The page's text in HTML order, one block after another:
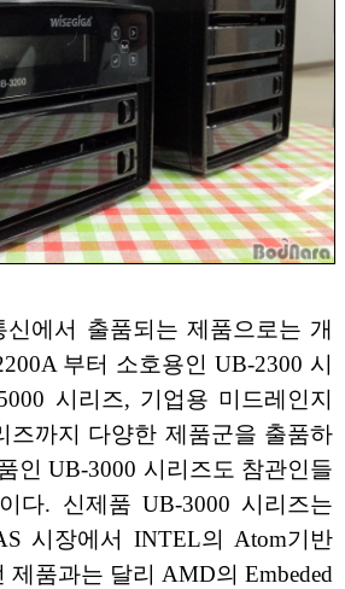
신에서 출품되는 제품으로는 개
부터 소호용인 UB-2300 시
시리즈, 기업용 미드레인지
즈까지 다양한 제품군을 출품하
인 UB-3000 시리즈도 참관인들
다. 신제품 UB-3000 시리즈는
시장에서 INTEL의 Atom기반
제품과는 달리 AMD의 Embeded